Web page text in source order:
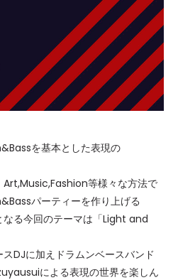
を基本とした表現の
Art,Music,Fashion等様々な方法で
パーティーを作り上げる
る今回のテーマは「Light and
DJに加えドラムンベースバンド
による表現の世界を楽しん